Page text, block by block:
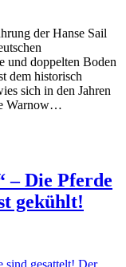
der Hanse Sail
und doppelten Boden
dem historisch
sich in den Jahren
Warnow…
Die Pferde
gekühlt!